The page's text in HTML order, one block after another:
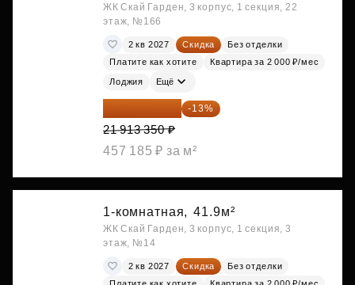
ЖК Скай Гарден, 3 корпус, 1 секция, 22
этаж, №166
2 кв 2027 Скидка
Без отделки
Платите как хотите
Квартира за 2 000 ₽/мес
Лоджия Ещё
19 064 615 ₽ -13%
21 913 350 ₽
457 185 ₽ за м²
1-комнатная, 41.9м²
ЖК Скай Гарден, 3 корпус, 1 секция, 3
этаж, №14
2 кв 2027 Скидка
Без отделки